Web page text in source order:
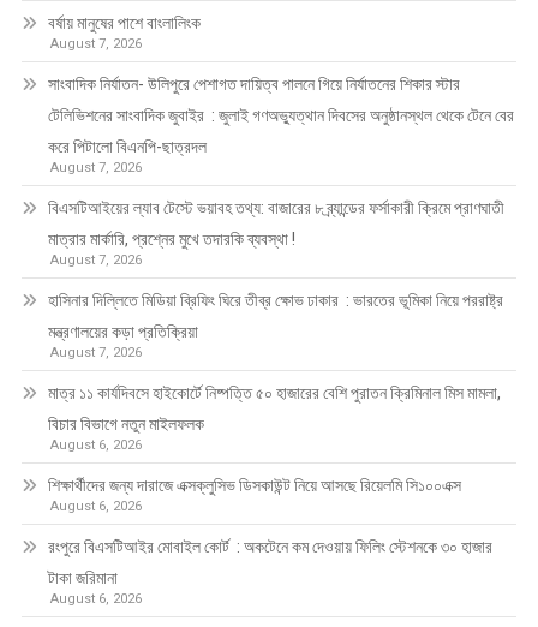
বর্ষায় মানুষের পাশে বাংলালিংক
August 7, 2026
সাংবাদিক নির্যাতন- উলিপুরে পেশাগত দায়িত্ব পালনে গিয়ে নির্যাতনের শিকার স্টার
টেলিভিশনের সাংবাদিক জুবাইর : জুলাই গণঅভ্যুত্থান দিবসের অনুষ্ঠানস্থল থেকে টেনে বের
করে পিটালো বিএনপি-ছাত্রদল
August 7, 2026
বিএসটিআইয়ের ল্যাব টেস্টে ভয়াবহ তথ্য: বাজারের ৮ ব্র্যান্ডের ফর্সাকারী ক্রিমে প্রাণঘাতী
মাত্রার মার্কারি, প্রশ্নের মুখে তদারকি ব্যবস্থা !
August 7, 2026
হাসিনার দিল্লিতে মিডিয়া ব্রিফিং ঘিরে তীব্র ক্ষোভ ঢাকার : ভারতের ভূমিকা নিয়ে পররাষ্ট্র
মন্ত্রণালয়ের কড়া প্রতিক্রিয়া
August 7, 2026
মাত্র ১১ কার্যদিবসে হাইকোর্টে নিষ্পত্তি ৫০ হাজারের বেশি পুরাতন ক্রিমিনাল মিস মামলা,
বিচার বিভাগে নতুন মাইলফলক
August 6, 2026
শিক্ষার্থীদের জন্য দারাজে এক্সক্লুসিভ ডিসকাউন্ট নিয়ে আসছে রিয়েলমি সি১০০এক্স
August 6, 2026
রংপুরে বিএসটিআইর মোবাইল কোর্ট : অকটেনে কম দেওয়ায় ফিলিং স্টেশনকে ৩০ হাজার
টাকা জরিমানা
August 6, 2026